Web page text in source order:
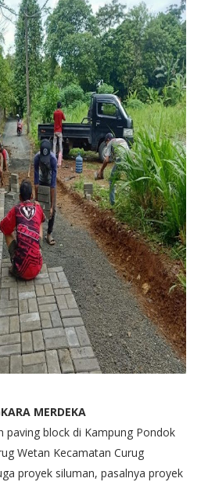
MERDEKA
paving block di Kampung Pondok
Wetan Kecamatan Curug
proyek siluman, pasalnya proyek